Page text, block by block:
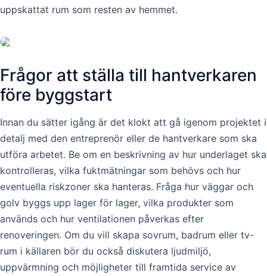
uppskattat rum som resten av hemmet.
Frågor att ställa till hantverkaren
före byggstart
Innan du sätter igång är det klokt att gå igenom projektet i
detalj med den entreprenör eller de hantverkare som ska
utföra arbetet. Be om en beskrivning av hur underlaget ska
kontrolleras, vilka fuktmätningar som behövs och hur
eventuella riskzoner ska hanteras. Fråga hur väggar och
golv byggs upp lager för lager, vilka produkter som
används och hur ventilationen påverkas efter
renoveringen. Om du vill skapa sovrum, badrum eller tv-
rum i källaren bör du också diskutera ljudmiljö,
uppvärmning och möjligheter till framtida service av